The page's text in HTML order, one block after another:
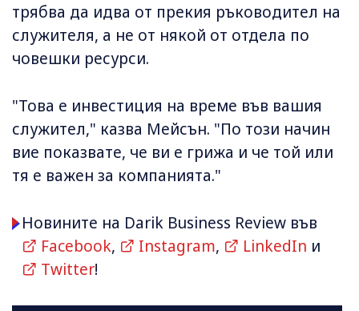
трябва да идва от прекия ръководител на
служителя, а не от някой от отдела по
човешки ресурси.
"Това е инвестиция на време във вашия
служител," казва Мейсън. "По този начин
вие показвате, че ви е грижа и че той или
тя е важен за компанията."
Новините на Darik Business Review във
Facebook, Instagram, LinkedIn и
Twitter!